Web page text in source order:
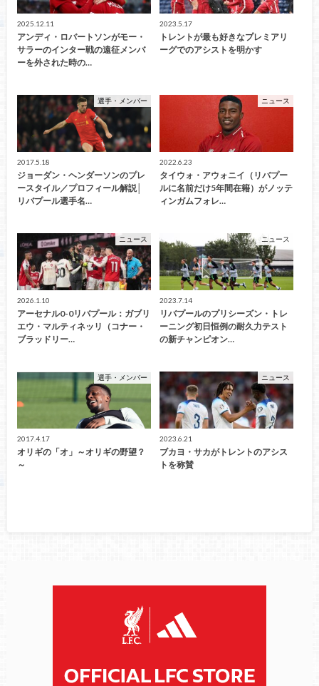
2025.12.11
アンディ・ロバートソンがモー・
サラーのインター戦の遠征メンバ
ーを外された時の…
2023.5.17
トレントが最も好きなプレミアリ
ーグでのアシストを明かす
選手・メンバー
2017.5.18
ジョーダン・ヘンダーソンのプレ
ースタイル／プロフィール解説│
リバプール選手名…
ニュース
2022.6.23
タイウォ・アウォニイ（リバプー
ルに名前だけ5年間在籍）がノッテ
ィンガムフォレ…
ニュース
2026.1.10
アーセナル0-0リバプール：ガブリ
エウ・マルティネッリ（コナー・
ブラッドリー…
ニュース
2023.7.14
リバプールのプリシーズン・トレ
ーニング初日恒例の耐久力テスト
の新チャンピオン…
選手・メンバー
2017.4.17
オリギの「オ」～オリギの野望？
～
ニュース
2023.6.21
ブカヨ・サカがトレントのアシス
トを称賛